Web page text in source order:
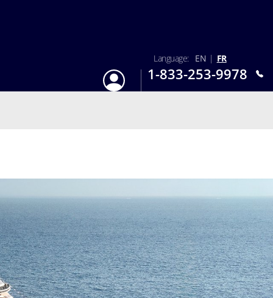
S'identifier
Language: EN | FR
1-833-253-9978